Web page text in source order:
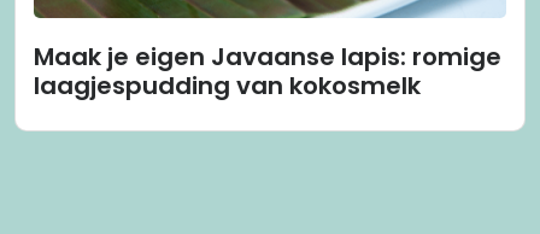
Maak je eigen Javaanse lapis: romige
laagjespudding van kokosmelk